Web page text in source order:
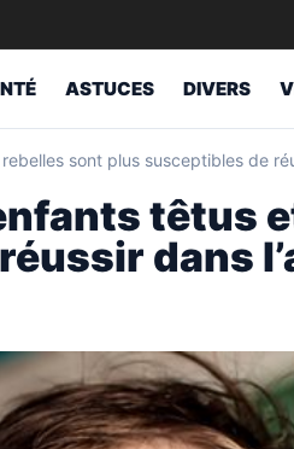
ASTUCES DIVERS
sont plus susceptibles de
têtus
dans